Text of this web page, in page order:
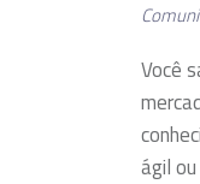
Você
ágil